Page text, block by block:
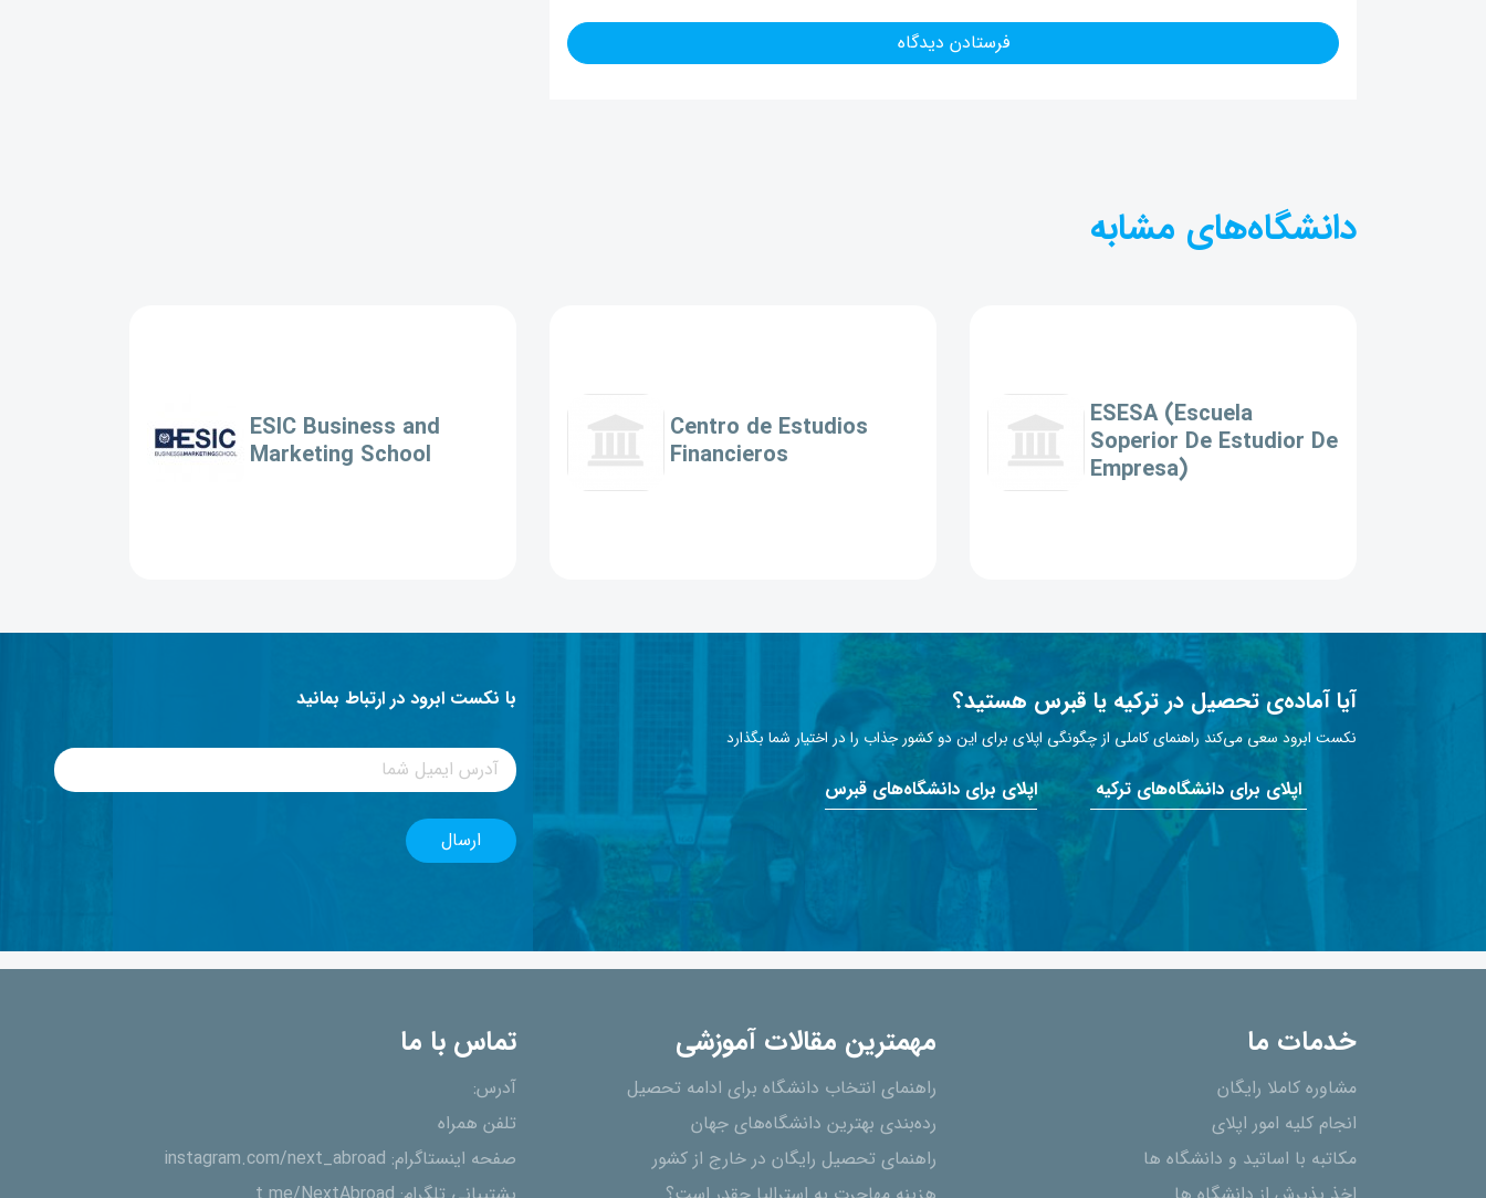
دانشگاه‌های مشابه
ESESA (Escuela
Soperior De Estudior De
Empresa)
Centro de Estudios
Financieros
ESIC Business and
Marketing School
آیا آماده‌ی تحصیل در ترکیه یا قبرس هستید؟
نکست ابرود سعی می‌کند راهنمای کاملی از چگونگی اپلای برای این دو کشور جذاب را در اختیار شما بگذارد
اپلای برای دانشگاه‌های ترکیه اپلای برای دانشگاه‌های قبرس
با نکست ابرود در ارتباط بمانید
خدمات ما
مشاوره کاملا رایگان
انجام کلیه امور اپلای
مکاتبه با اساتید و دانشگاه ها
مهمترین مقالات آموزشی
راهنمای انتخاب دانشگاه برای ادامه تحصیل
رده‌بندی بهترین دانشگاه‌های جهان
راهنمای تحصیل رایگان در خارج از کشور
تماس با ما
آدرس:
تلفن همراه
صفحه اینستاگرام: instagram.com/next_abroad